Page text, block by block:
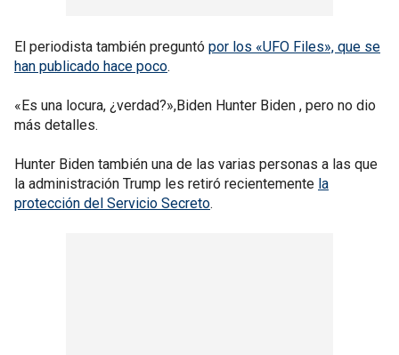
El periodista también preguntó por los «UFO Files», que se
han publicado hace poco.
«Es una locura, ¿verdad?»,Biden Hunter Biden , pero no dio
más detalles.
Hunter Biden también una de las varias personas a las que
la administración Trump les retiró recientemente la
protección del Servicio Secreto.